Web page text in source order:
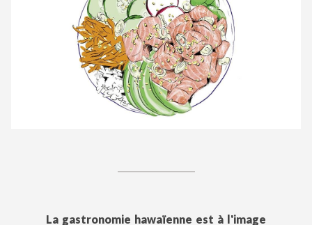
La gastronomie hawaïenne est à l'image